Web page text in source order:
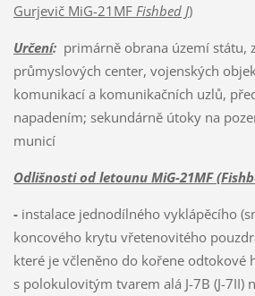
Gurjevič MiG-21MF Fishbed J)
Určení:primárně obrana území státu,
průmyslových center, vojenských
komunikací a komunikačních uzlů,
napadením; sekundárně útoky na
municí
Odlišnosti od letounu MiG-21MF
-instalace jednodílného vyklápěcího
koncového krytu vřetenovitého
které je včleněno do kořene odtokové
s polokulovitým tvarem alá J-7B (J-7II)